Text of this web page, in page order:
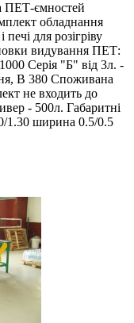
ПЕТ-ємностей
обладнання
для розігріву
видування ПЕТ:
Серія "Б" від 3л. -
В 380 Споживана
не входить до
- 500л. Габаритні
1.30 ширина 0.5/0.5